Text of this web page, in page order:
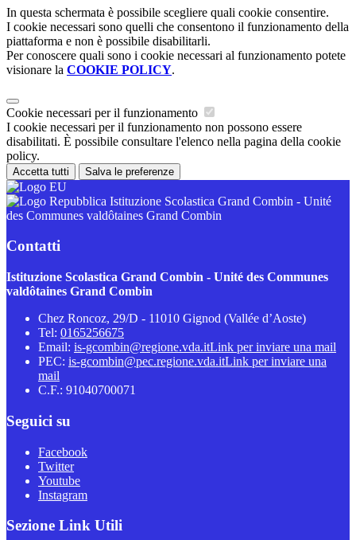
In questa schermata è possibile scegliere quali cookie consentire.
I cookie necessari sono quelli che consentono il funzionamento della
piattaforma e non è possibile disabilitarli.
Per conoscere quali sono i cookie necessari al funzionamento potete
visionare la COOKIE POLICY.
Cookie necessari per il funzionamento
I cookie necessari per il funzionamento non possono essere
disabilitati. È possibile consultare l'elenco nella pagina della cookie
policy.
Accetta tutti Salva le preferenze
Istituzione Scolastica Grand Combin - Unité
des Communes valdôtaines Grand Combin
Contatti
Istituzione Scolastica Grand Combin - Unité des Communes
valdôtaines Grand Combin
Chez Roncoz, 29/D - 11010 Gignod (Vallée d’Aoste)
Tel: 0165256675
Email: is-gcombin@regione.vda.itLink per inviare una mail
PEC: is-gcombin@pec.regione.vda.itLink per inviare una
mail
C.F.: 91040700071
Seguici su
Facebook
Twitter
Youtube
Instagram
Sezione Link Utili